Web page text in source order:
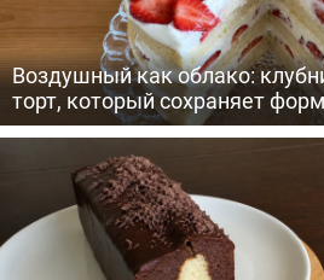
Воздушный как облако:
торт, который сохраняет